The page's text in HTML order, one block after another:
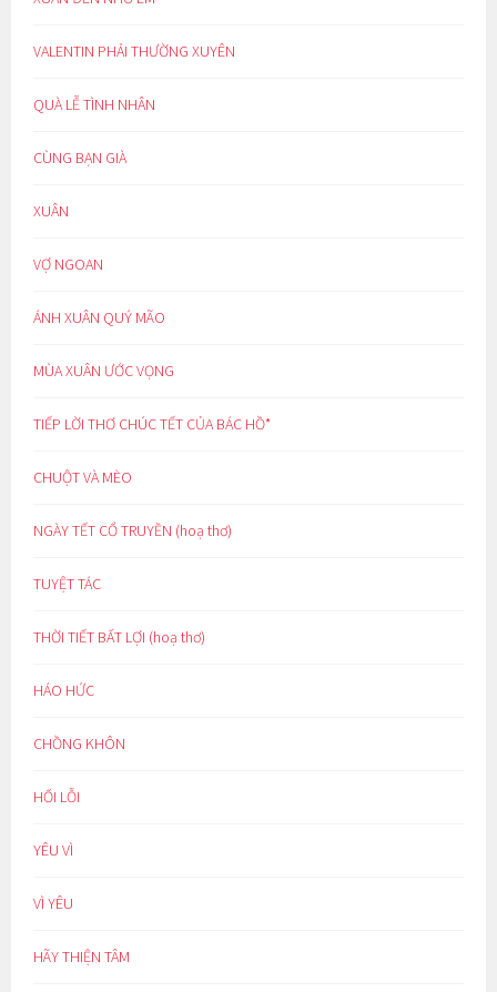
VALENTIN PHẢI THƯỜNG XUYÊN
QUÀ LỄ TÌNH NHÂN
CÙNG BẠN GIÀ
XUÂN
VỢ NGOAN
ÁNH XUÂN QUÝ MÃO
MÙA XUÂN ƯỚC VỌNG
TIẾP LỜI THƠ CHÚC TẾT CỦA BÁC HỒ*
CHUỘT VÀ MÈO
NGÀY TẾT CỔ TRUYỀN (hoạ thơ)
TUYỆT TÁC
THỜI TIẾT BẤT LỢI (hoạ thơ)
HÁO HỨC
CHỒNG KHÔN
HỐI LỖI
YÊU VÌ
VÌ YÊU
HÃY THIỆN TÂM